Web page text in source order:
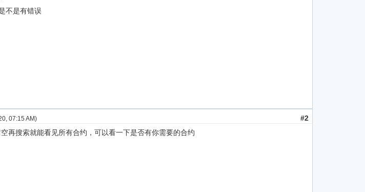
不是有错误
07:15 AM)
#2
再搜索就能看见所有合约，可以看一下是否有你需要的合约